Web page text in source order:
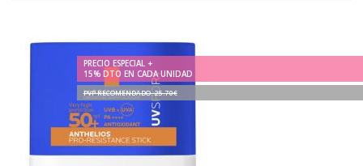
PRECIO ESPECIAL +
15% DTO EN CADA UNIDAD
PVP RECOMENDADO. 25.70€